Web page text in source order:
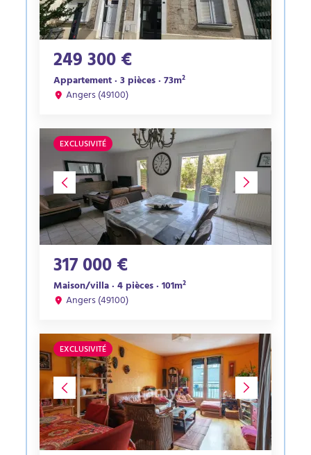
249 300 €
Appartement · 3 pièces · 73m²
Angers (49100)
EXCLUSIVITÉ
317 000 €
Maison/villa · 4 pièces · 101m²
Angers (49100)
EXCLUSIVITÉ